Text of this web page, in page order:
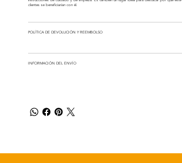
clientes se beneficiarían con él.
POLÍTICA DE DEVOLUCIÓN Y REEMBOLSO
INFORMACIÓN DEL ENVÍO